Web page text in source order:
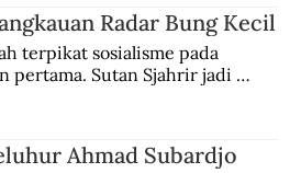
Multatuli, hingga Sun Yat-sen.
Radar Bung Kecil
terpikat sosialisme pada
pertama. Sutan Sjahrir jadi
Ahmad Subardjo